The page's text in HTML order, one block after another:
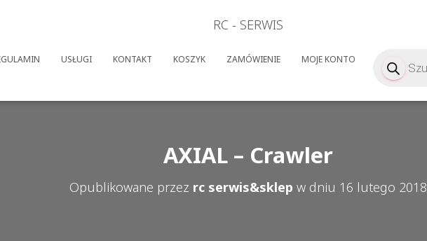
RC - SERWIS
USŁUGI KONTAKT KOSZYK ZAMÓWIENIE MOJE KONTO produktów
AXIAL – Crawler
Opublikowane przez rc serwis&sklep w dniu 16 lutego 2018